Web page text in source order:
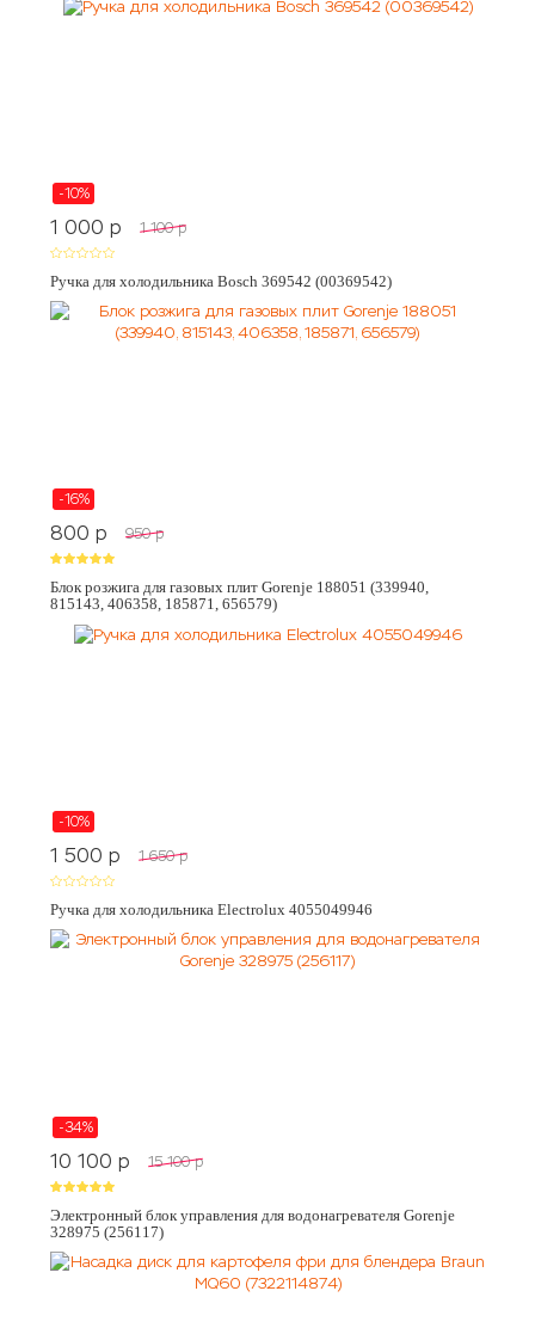
-10%
1 000 p 1 100 p
Ручка для холодильника Bosch 369542 (00369542)
-16%
800 p 950 p
Блок розжига для газовых плит Gorenje 188051 (339940,
815143, 406358, 185871, 656579)
-10%
1 500 p 1 650 p
Ручка для холодильника Electrolux 4055049946
-34%
10 100 p 15 100 p
Электронный блок управления для водонагревателя Gorenje
328975 (256117)